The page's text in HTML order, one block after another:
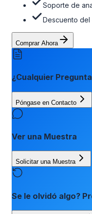
Soporte de
Descuento del
Comprar Ahora
¿Cualquier
Póngase en Contacto
Ver una Muestra
Solicitar una Muestra
Se le olvidó algo?